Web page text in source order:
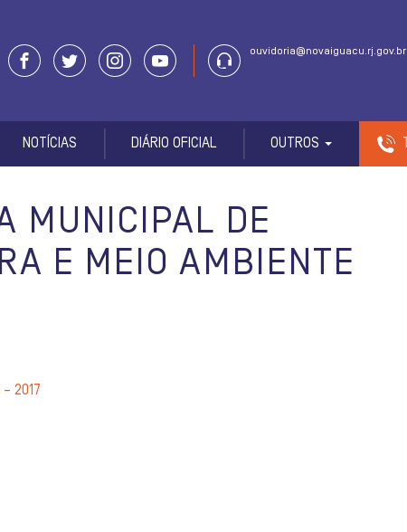
ouvidoria@novaiguacu.rj.gov.br
NOTÍCIAS DIÁRIO OFICIAL OUTROS
MUNICIPAL DE
E MEIO AMBIENTE
– 2017